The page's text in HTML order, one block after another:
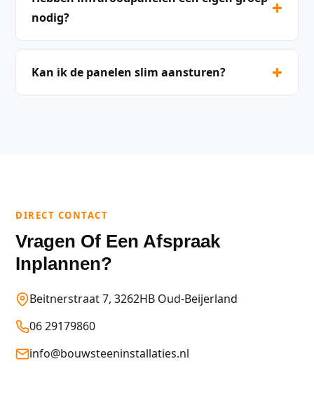
nodig?
+
Kan ik de panelen slim aansturen? +
DIRECT CONTACT
Vragen Of Een Afspraak
Inplannen?
Beitnerstraat 7, 3262HB Oud-Beijerland
06 29179860
info@bouwsteeninstallaties.nl